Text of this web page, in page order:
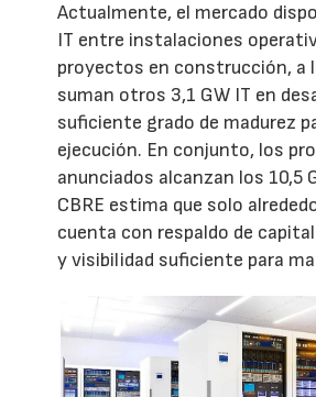
Actualmente, el mercado
IT entre instalaciones
proyectos en construcción, a
suman otros 3,1 GW IT en
suficiente grado de madurez
ejecución. En conjunto, los
anunciados alcanzan los 10,5
CBRE estima que solo
cuenta con respaldo de
y visibilidad suficiente para